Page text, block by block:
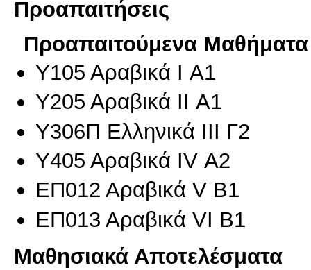
Προαπαιτήσεις
Προαπαιτούμενα Μαθήματα
Υ105 Αραβικά I Α1
Υ205 Αραβικά II Α1
Υ306Π Ελληνικά ΙΙΙ Γ2
Υ405 Αραβικά IV Α2
ΕΠ012 Αραβικά V Β1
ΕΠ013 Αραβικά VΙ Β1
Μαθησιακά Αποτελέσματα